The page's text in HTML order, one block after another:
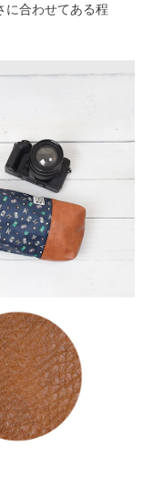
に合わせてある程